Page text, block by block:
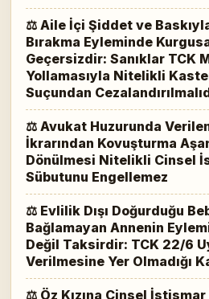
⚖ Aile İçi Şiddet ve
Bırakma Eyleminde
Geçersizdir: Sanıklar TCK
Yollamasıyla Nitelikli
Suçundan
⚖ Avukat Huzurunda
İkrarından Kovuşturma
Dönülmesi Nitelikli Cinsel
Sübutunu Engellemez
⚖ Evlilik Dışı Doğurduğu
Bağlamayan Annenin
Değil Taksirdir: TCK 22/6
Verilmesine Yer Olmadığı
⚖ Öz Kızına Cinsel